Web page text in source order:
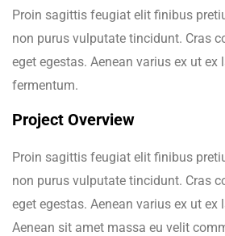
Proin sagittis feugiat elit finibus
non purus vulputate tincidunt. Cras
eget egestas. Aenean varius ex ut ex
fermentum.
Project Overview
Proin sagittis feugiat elit finibus
non purus vulputate tincidunt. Cras
eget egestas. Aenean varius ex ut ex
Aenean sit amet massa eu velit